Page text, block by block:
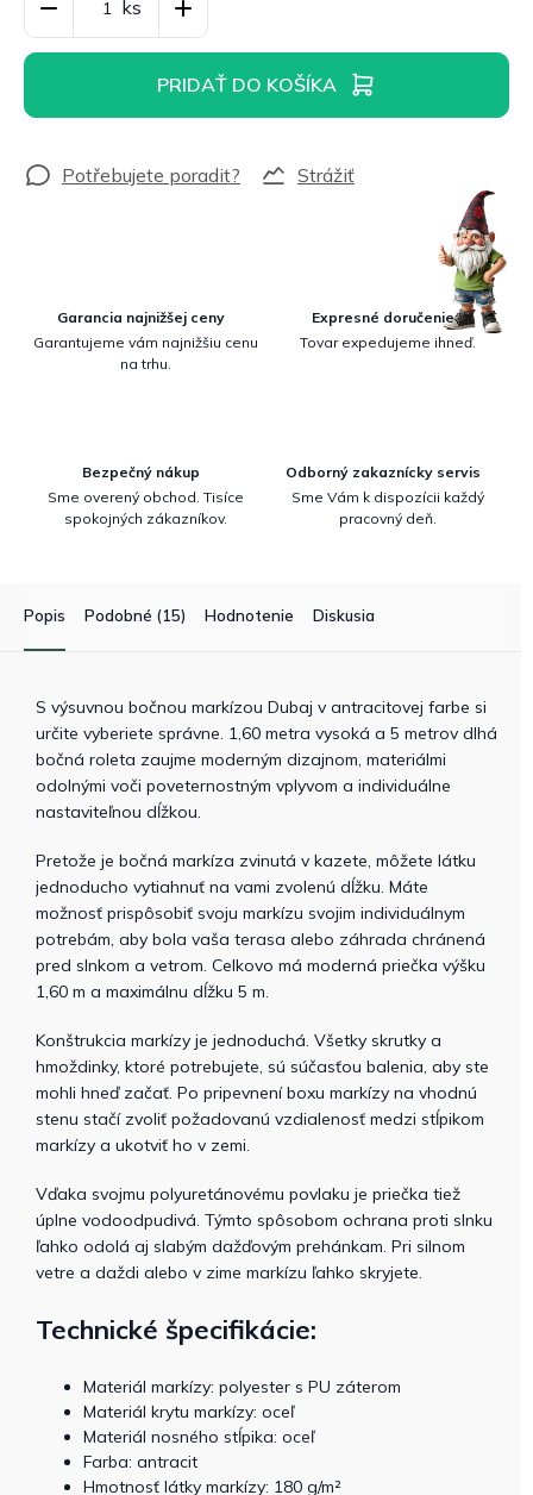
PRIDAŤ DO KOŠÍKA
Strážiť
Garancia najnižšej ceny
Garantujeme vám najnižšiu cenu
na trhu.
Expresné doručenie
Tovar expedujeme ihneď.
Bezpečný nákup
Sme overený obchod. Tisíce
spokojných zákazníkov.
Odborný zakaznícky servis
Sme Vám k dispozícii každý
pracovný deň.
Popis Podobné (15) Hodnotenie Diskusia
S výsuvnou bočnou markízou Dubaj v antracitovej farbe si
určite vyberiete správne. 1,60 metra vysoká a 5 metrov dlhá
bočná roleta zaujme moderným dizajnom, materiálmi
odolnými voči poveternostným vplyvom a individuálne
nastaviteľnou dĺžkou.
Pretože je bočná markíza zvinutá v kazete, môžete látku
jednoducho vytiahnuť na vami zvolenú dĺžku. Máte
možnosť prispôsobiť svoju markízu svojim individuálnym
potrebám, aby bola vaša terasa alebo záhrada chránená
pred slnkom a vetrom. Celkovo má moderná priečka výšku
1,60 m a maximálnu dĺžku 5 m.
Konštrukcia markízy je jednoduchá. Všetky skrutky a
hmoždinky, ktoré potrebujete, sú súčasťou balenia, aby ste
mohli hneď začať. Po pripevnení boxu markízy na vhodnú
stenu stačí zvoliť požadovanú vzdialenosť medzi stĺpikom
markízy a ukotviť ho v zemi.
Vďaka svojmu polyuretánovému povlaku je priečka tiež
úplne vodoodpudivá. Týmto spôsobom ochrana proti slnku
ľahko odolá aj slabým dažďovým prehánkam. Pri silnom
vetre a daždi alebo v zime markízu ľahko skryjete.
Technické špecifikácie:
Materiál markízy: polyester s PU záterom
Materiál krytu markízy: oceľ
Materiál nosného stĺpika: oceľ
Farba: antracit
Hmotnosť látky markízy: 180 g/m²